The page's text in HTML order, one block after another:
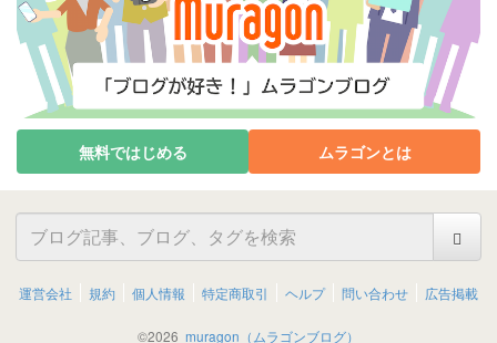
無料ではじめる ムラゴンとは
運営会社 規約 個人情報 特定商取引 ヘルプ 問い合わせ 広告掲載
©2026 muragon（ムラゴンブログ）